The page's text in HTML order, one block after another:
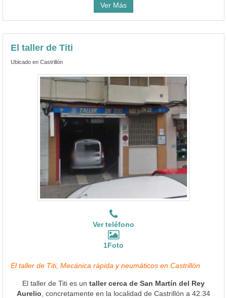
Ver Más
El taller de Titi
Ubicado en Castrillón
Ver teléfono
1Foto
El taller de Titi, Mecánica rápida y neumáticos en Castrillón
El taller de Titi es un taller cerca de San Martín del Rey
Aurelio , concretamente en la localidad de Castrillón a 42.34